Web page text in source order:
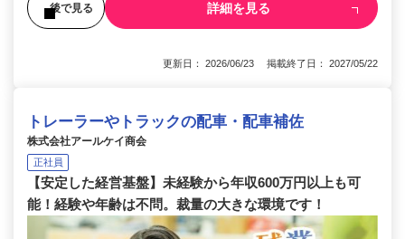
後で見る 詳細を見る
更新日： 2026/06/23 掲載終了日： 2027/05/22
トレーラーやトラックの配車・配車補佐
株式会社アールケイ商会
正社員
【安定した経営基盤】未経験から年収600万円以上も可
能！経験や年齢は不問。裁量の大きな環境です！